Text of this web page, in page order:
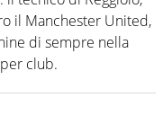
il Manchester United,
di sempre nella
club.